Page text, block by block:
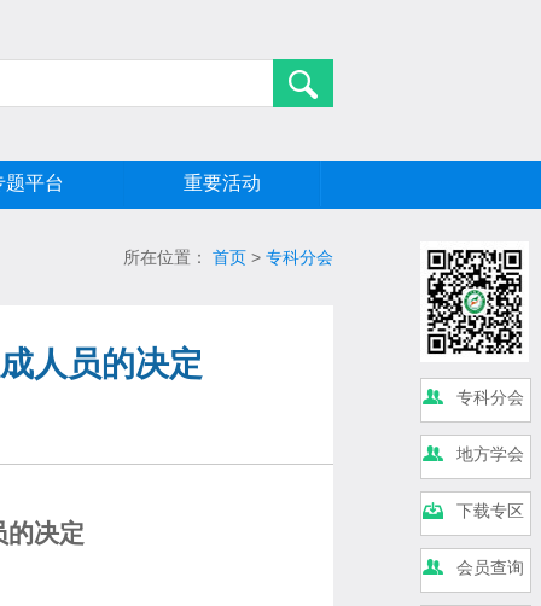
题平台 重要活动
所在位置： 首页 > 专科分会
人员的决定
的决定
专科分会
地方学会
下载专区
会员查询